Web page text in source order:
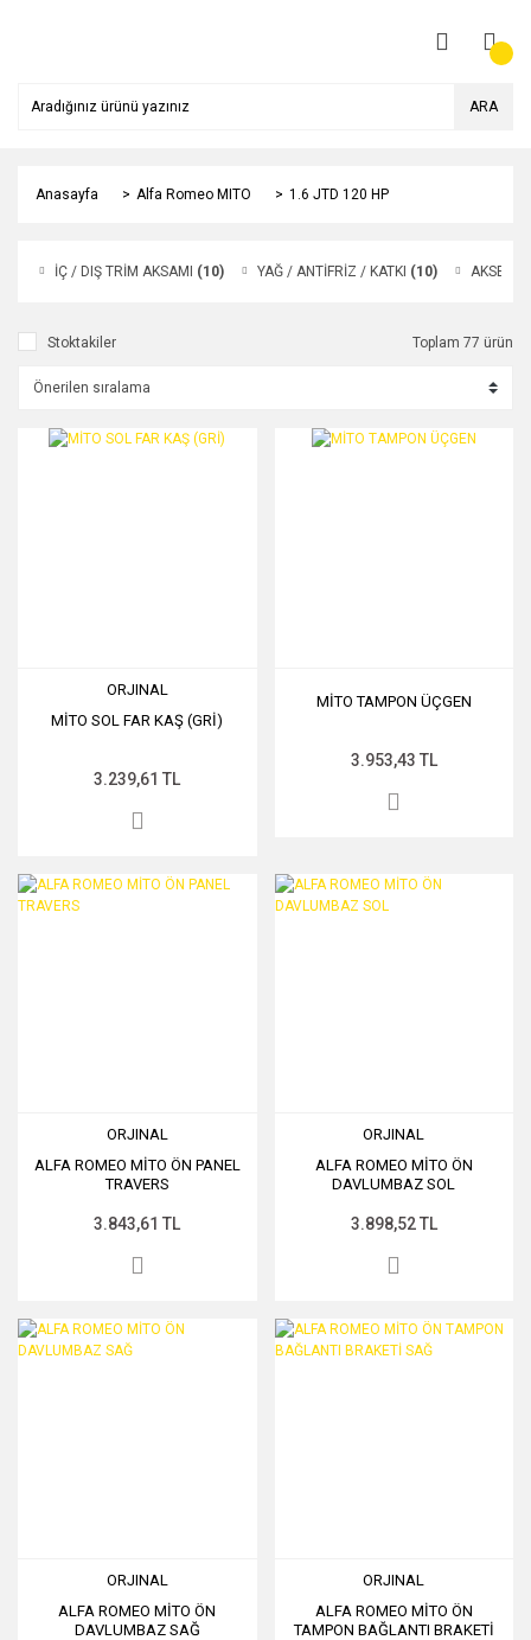
ARA
Anasayfa Alfa Romeo MITO 1.6 JTD 120 HP
İÇ / DIŞ TRİM AKSAMI (10) YAĞ / ANTİFRİZ / KATKI (10)
Stoktakiler Toplam 77 ürün
ORJINAL
MİTO SOL FAR KAŞ (GRİ)
3.239,61 TL
MİTO TAMPON ÜÇGEN
3.953,43 TL
ORJINAL
ALFA ROMEO MİTO ÖN PANEL
TRAVERS
3.843,61 TL
ORJINAL
ALFA ROMEO MİTO ÖN
DAVLUMBAZ SOL
3.898,52 TL
ORJINAL
ALFA ROMEO MİTO ÖN
DAVLUMBAZ SAĞ
ORJINAL
ALFA ROMEO MİTO ÖN
TAMPON BAĞLANTI BRAKETİ